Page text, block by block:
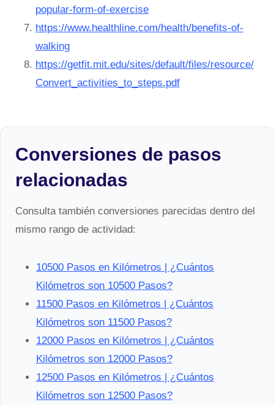
popular-form-of-exercise
https://www.healthline.com/health/benefits-of-
walking
https://getfit.mit.edu/sites/default/files/resource/
Convert_activities_to_steps.pdf
Conversiones de pasos
relacionadas
Consulta también conversiones parecidas dentro del
mismo rango de actividad:
10500 Pasos en Kilómetros | ¿Cuántos
Kilómetros son 10500 Pasos?
11500 Pasos en Kilómetros | ¿Cuántos
Kilómetros son 11500 Pasos?
12000 Pasos en Kilómetros | ¿Cuántos
Kilómetros son 12000 Pasos?
12500 Pasos en Kilómetros | ¿Cuántos
Kilómetros son 12500 Pasos?